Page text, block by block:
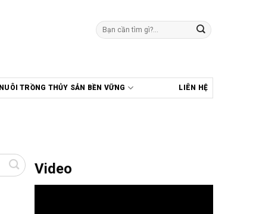
Tìm
kiếm:
NUÔI TRỒNG THỦY SẢN BỀN VỮNG LIÊN HỆ
Video